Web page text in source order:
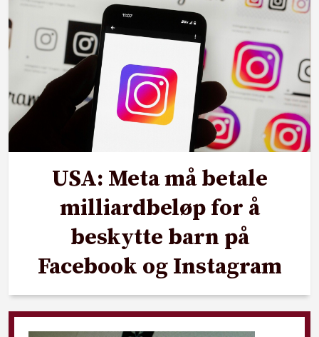
USA: Meta må betale
milliardbeløp for å
beskytte barn på
Facebook og Instagram